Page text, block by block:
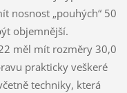
nosnost „pouhých“ 50
objemnější.
měl mít rozměry 30,0
prakticky veškeré
techniky, která